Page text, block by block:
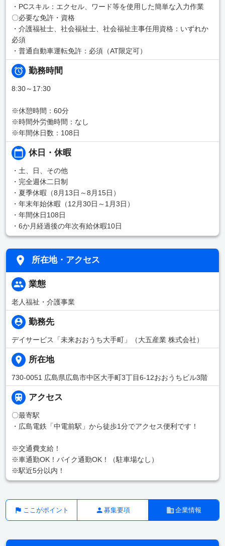
・PCスキル：エクセル、ワード等を使用した簡単な入力作業
〇必要な免許・資格
・介護福祉士、社会福祉士、社会福祉主事任用資格：いずれか
必須
・普通自動車運転免許：必須（AT限定可）
勤務時間
8:30～17:30
※休憩時間：60分
※時間外労働時間：なし
※年間休日数：108日
休日・休暇
・土、日、その他
・完全週休二日制
・夏季休暇（8月13日～8月15日）
・年末年始休暇（12月30日～1月3日）
・年間休日108日
・6か月経過後の年次有給休暇10日
所在地・アクセス
業態
老人福祉・介護事業
勤務先
デイサービス「未来おおうち大手町」（大五産業 株式会社）
所在地
730-0051 広島県広島市中区大手町3丁目6-12おおうちビル3階
アクセス
〇最寄駅
・広島電鉄「中電前駅」から徒歩1分でアクセス便利です！
※交通費支給！
※車通勤OK！バイク通勤OK！（駐車場なし）
※駅近5分以内！
ここがポイント 募集要項 企業情報